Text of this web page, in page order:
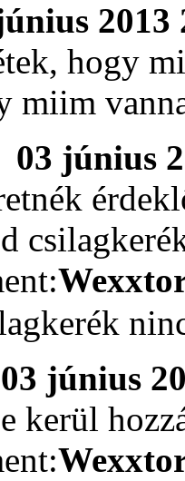
2013
hogy
miim
03 június
június
kerül